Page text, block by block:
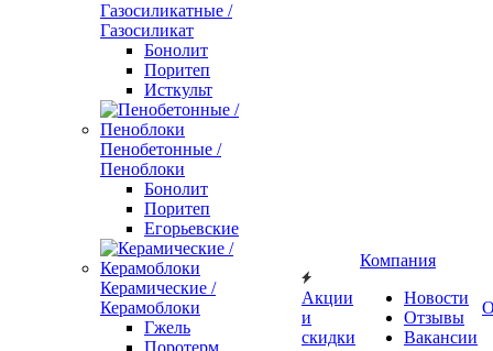
Газосиликатные /
Газосиликат
Бонолит
Поритеп
Исткульт
Пенобетонные /
Пеноблоки
Бонолит
Поритеп
Егорьевские
Керамические /
Керамоблоки
Гжель
Поротерм
Акции
и
скидки
Компания
Новости
Отзывы
Вакансии